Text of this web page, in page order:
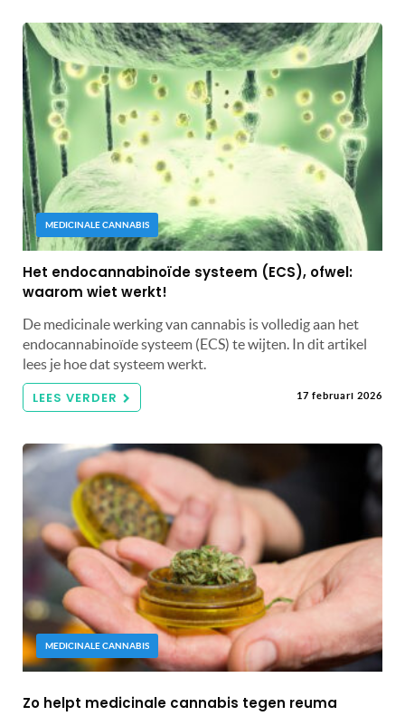
MEDICINALE CANNABIS
Het endocannabinoïde systeem (ECS), ofwel:
waarom wiet werkt!
De medicinale werking van cannabis is volledig aan het
endocannabinoïde systeem (ECS) te wijten. In dit artikel
lees je hoe dat systeem werkt.
LEES VERDER 17 februari 2026
MEDICINALE CANNABIS
Zo helpt medicinale cannabis tegen reuma